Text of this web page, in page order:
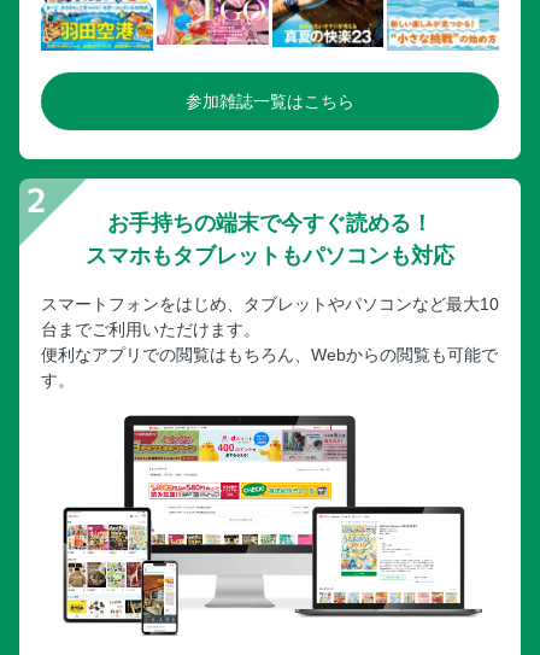
参加雑誌一覧はこちら
お手持ちの端末で今すぐ読める！
スマホもタブレットもパソコンも対応
スマートフォンをはじめ、タブレットやパソコンなど最大10
台までご利用いただけます。
便利なアプリでの閲覧はもちろん、Webからの閲覧も可能で
す。